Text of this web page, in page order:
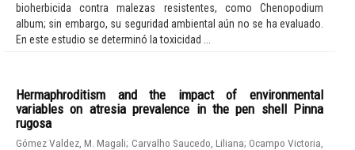
bioherbicida contra malezas resistentes, como Chenopodium
album; sin embargo, su seguridad ambiental aún no se ha evaluado.
En este estudio se determinó la toxicidad ...
Hermaphroditism and the impact of environmental
variables on atresia prevalence in the pen shell Pinna
rugosa
Gómez Valdez, M. Magali; Carvalho Saucedo, Liliana; Ocampo Victoria,